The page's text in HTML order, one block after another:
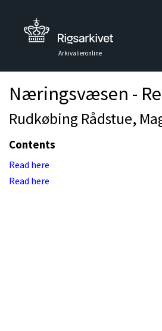
Arkivalieronline
Næringsvæsen -
Rudkøbing Rådstue,
Contents
Read here
Read here